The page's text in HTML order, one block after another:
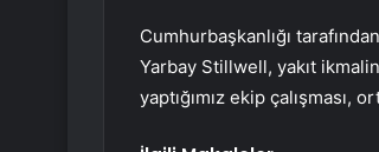
Cumhurbaşkanlığı
Yarbay Stillwell, yakıt
yaptığımız ekip çalışması,